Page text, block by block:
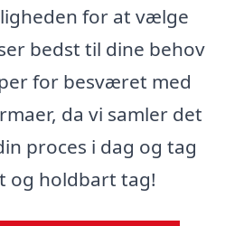
for at vælge
bedst til dine behov
for besværet med
da vi samler det
proces i dag og tag
og holdbart tag!